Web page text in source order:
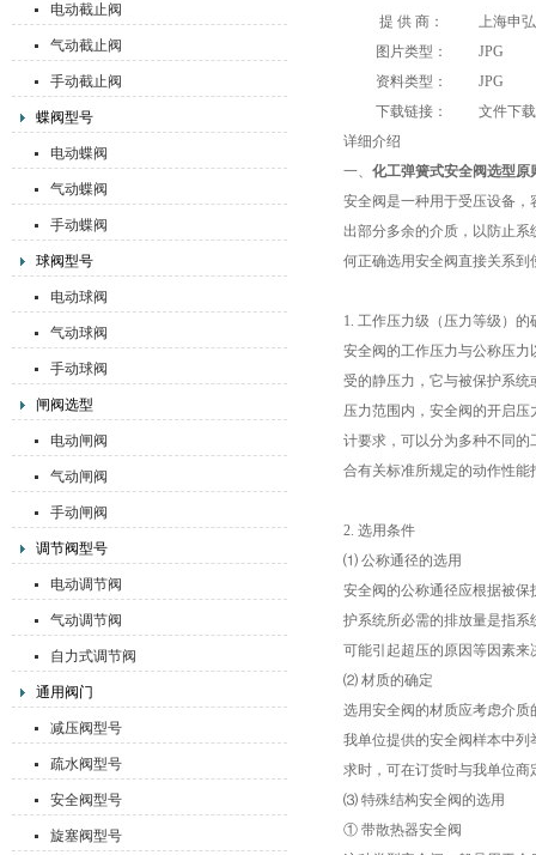
电动截止阀
气动截止阀
手动截止阀
蝶阀型号
电动蝶阀
气动蝶阀
手动蝶阀
球阀型号
电动球阀
气动球阀
手动球阀
闸阀选型
电动闸阀
气动闸阀
手动闸阀
调节阀型号
电动调节阀
气动调节阀
自力式调节阀
通用阀门
减压阀型号
疏水阀型号
安全阀型号
旋塞阀型号
提 供 商：
上海申
图片类型：
JPG
资料类型：
JPG
下载链接：
文件下载
详细介绍
一、 化工弹簧式安全阀选型原
安全阀是一种用于受压设备
出部分多余的介质，以防止
何正确选用安全阀直接关系
1. 工作压力级（压力等级）的
安全阀的工作压力与公称压
受的静压力，它与被保护系
压力范围内，安全阀的开启
计要求，可以分为多种不同
合有关标准所规定的动作性
2. 选用条件
⑴ 公称通径的选用
安全阀的公称通径应根据被
护系统所必需的排放量是指
可能引起超压的原因等因素来
⑵ 材质的确定
选用安全阀的材质应考虑介
我单位提供的安全阀样本中
求时，可在订货时与我单位商
⑶ 特殊结构安全阀的选用
① 带散热器安全阀